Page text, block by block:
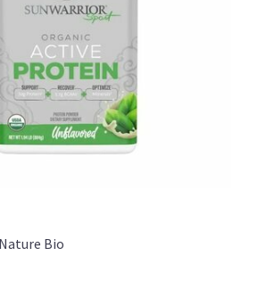
Bio